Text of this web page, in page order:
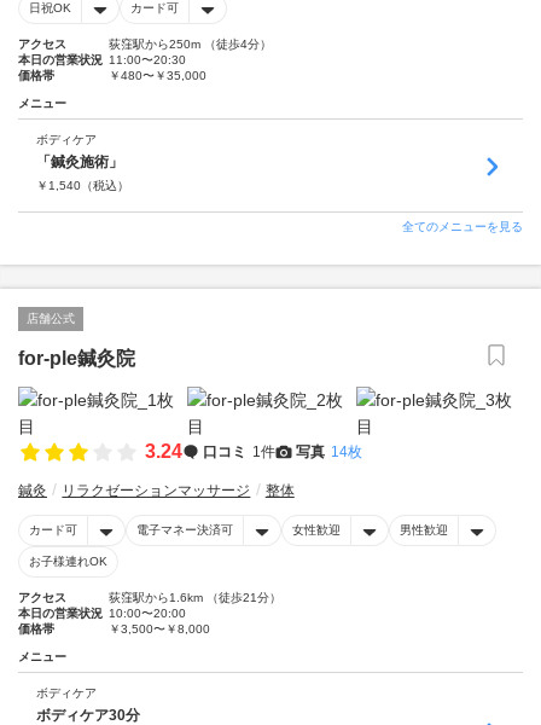
日祝OK カード可
アクセス
荻窪駅から250m （徒歩4分）
本日の営業状況 11:00〜20:30
価格帯
￥480〜￥35,000
メニュー
ボディケア
「鍼灸施術」
￥ 1,540 （税込）
全てのメニューを見る
店舗公式
for-ple鍼灸院
3.24 口コミ 1件 写真 14枚
鍼灸 リラクゼーションマッサージ 整体
カード可 電子マネー決済可 女性歓迎 男性歓迎
お子様連れOK
アクセス
荻窪駅から1.6km （徒歩21分）
本日の営業状況 10:00〜20:00
価格帯
￥3,500〜￥8,000
メニュー
ボディケア
ボディケア30分